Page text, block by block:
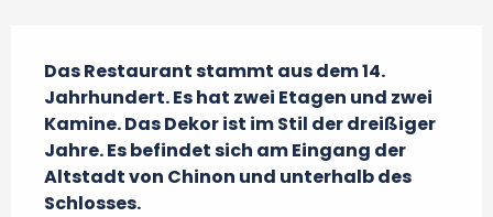
Das Restaurant stammt aus dem 14.
Jahrhundert. Es hat zwei Etagen und zwei
Kamine. Das Dekor ist im Stil der dreißiger
Jahre. Es befindet sich am Eingang der
Altstadt von Chinon und unterhalb des
Schlosses.